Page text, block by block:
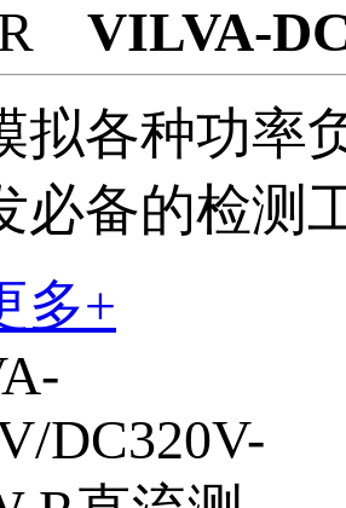
VILVA-
拟各种功率
必备的检测
多+